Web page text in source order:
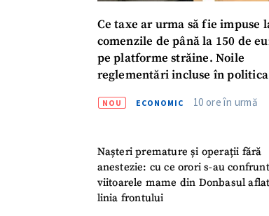
Ce taxe ar urma să fie impuse
comenzile de până la 150 de
pe platforme străine. Noile
reglementări incluse în politica
NOU ECONOMIC 10 ore în urmă
Nașteri premature și operații fără
anestezie: cu ce orori s-au
viitoarele mame din Donbasul
linia frontului